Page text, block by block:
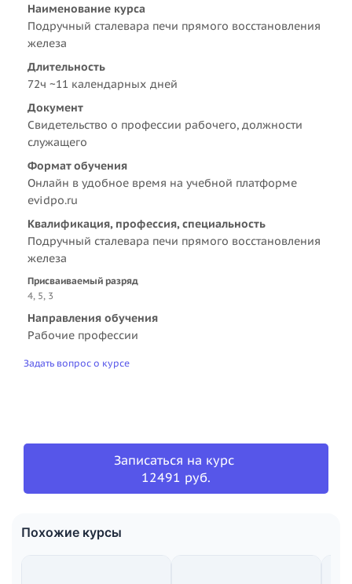
Наименование курса
Подручный сталевара печи прямого восстановления
железа
Длительность
72ч ~11 календарных дней
Документ
Свидетельство о профессии рабочего, должности
служащего
Формат обучения
Онлайн в удобное время на учебной платформе
evidpo.ru
Квалификация, профессия, специальность
Подручный сталевара печи прямого восстановления
железа
Присваиваемый разряд
4, 5, 3
Направления обучения
Рабочие профессии
Задать вопрос о курсе
Записаться на курс
12491 руб.
Похожие курсы